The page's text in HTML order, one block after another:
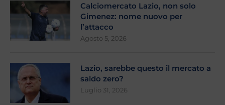
Calciomercato Lazio, non solo
Gimenez: nome nuovo per
l’attacco
Agosto 5, 2026
Lazio, sarebbe questo il mercato a
saldo zero?
Luglio 31, 2026